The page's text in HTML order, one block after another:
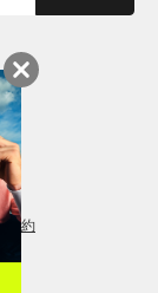
規約